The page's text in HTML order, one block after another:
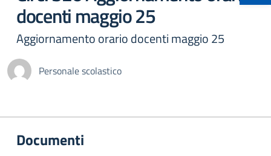
docenti maggio 25
Aggiornamento orario docenti maggio 25
Personale scolastico
Documenti